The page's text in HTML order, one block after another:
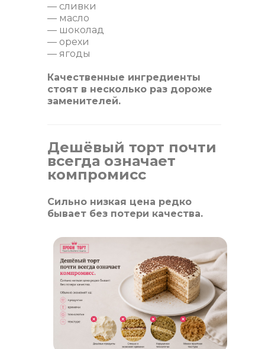
— сливки
— масло
— шоколад
— орехи
— ягоды
Качественные ингредиенты
стоят в несколько раз дороже
заменителей.
Дешёвый торт почти
всегда означает
компромисс
Сильно низкая цена редко
бывает без потери качества.